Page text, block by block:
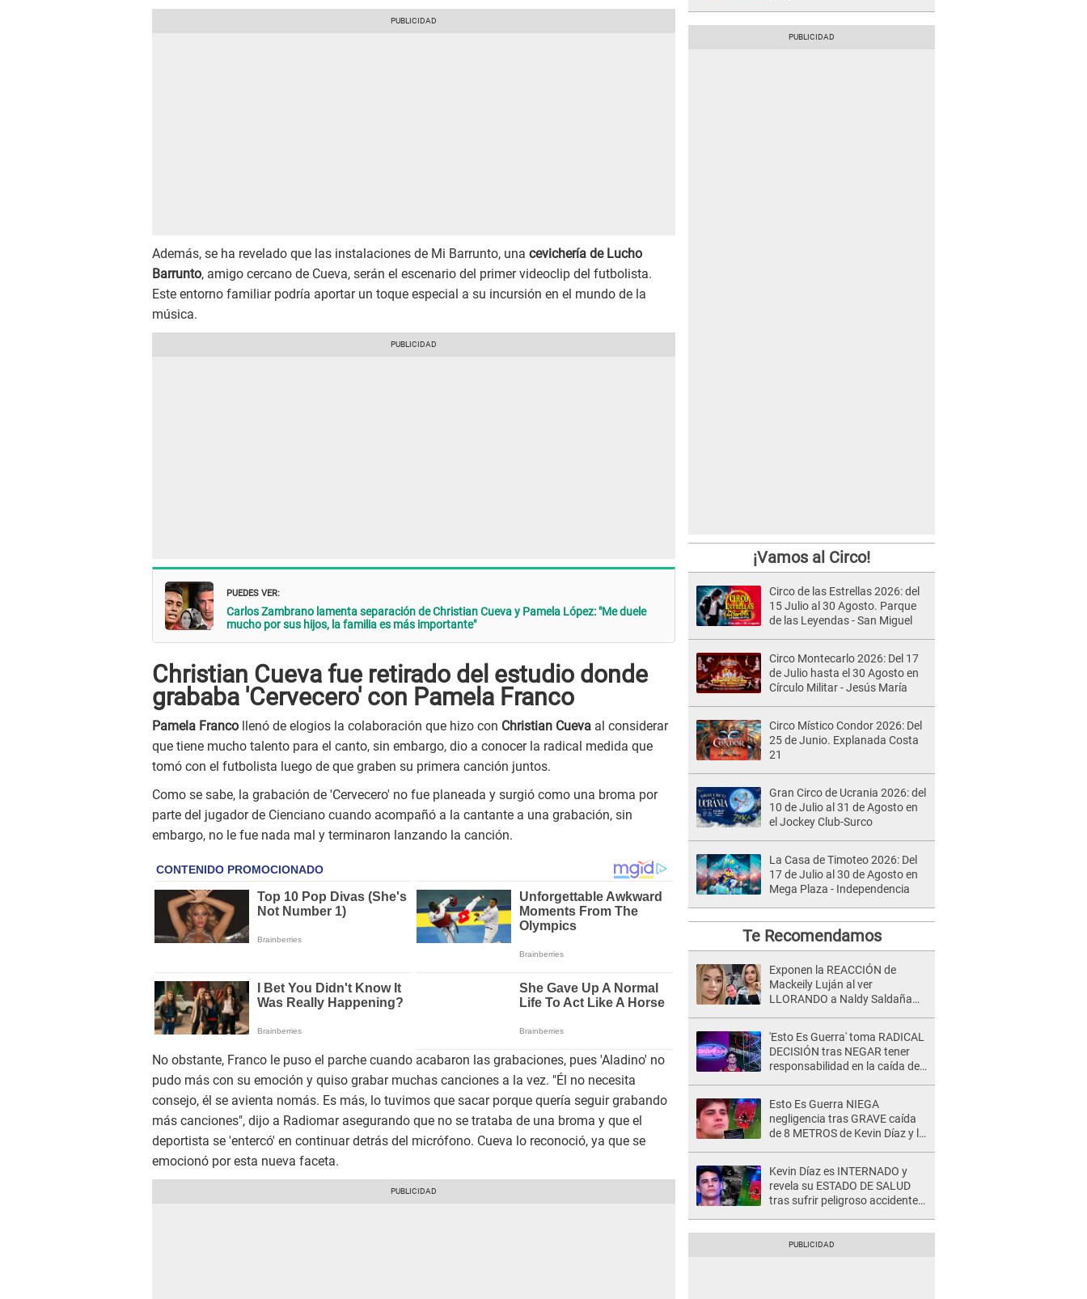
Además, se ha revelado que las instalaciones de Mi Barrunto, una cevichería de Lucho
Barrunto, amigo cercano de Cueva, serán el escenario del primer videoclip del futbolista.
Este entorno familiar podría aportar un toque especial a su incursión en el mundo de la
música.
PUEDES VER:
Carlos Zambrano lamenta separación de Christian Cueva y Pamela López: "Me duele
mucho por sus hijos, la familia es más importante"
Christian Cueva fue retirado del estudio donde
grababa 'Cervecero' con Pamela Franco
Pamela Franco llenó de elogios la colaboración que hizo con Christian Cueva al considerar
que tiene mucho talento para el canto, sin embargo, dio a conocer la radical medida que
tomó con el futbolista luego de que graben su primera canción juntos.
Como se sabe, la grabación de 'Cervecero' no fue planeada y surgió como una broma por
parte del jugador de Cienciano cuando acompañó a la cantante a una grabación, sin
embargo, no le fue nada mal y terminaron lanzando la canción.
No obstante, Franco le puso el parche cuando acabaron las grabaciones, pues 'Aladino' no
pudo más con su emoción y quiso grabar muchas canciones a la vez. "Él no necesita
consejo, él se avienta nomás. Es más, lo tuvimos que sacar porque quería seguir grabando
más canciones", dijo a Radiomar asegurando que no se trataba de una broma y que el
deportista se 'entercó' en continuar detrás del micrófono. Cueva lo reconoció, ya que se
emocionó por esta nueva faceta.
¡Vamos al Circo!
Circo de las Estrellas 2026: del
15 Julio al 30 Agosto. Parque
de las Leyendas - San Miguel
Circo Montecarlo 2026: Del 17
de Julio hasta el 30 Agosto en
Círculo Militar - Jesús María
Circo Místico Condor 2026: Del
25 de Junio. Explanada Costa
21
Gran Circo de Ucrania 2026: del
10 de Julio al 31 de Agosto en
el Jockey Club-Surco
La Casa de Timoteo 2026: Del
17 de Julio al 30 de Agosto en
Mega Plaza - Independencia
Te Recomendamos
Exponen la REACCIÓN de
Mackeily Luján al ver
LLORANDO a Naldy Saldaña
'Esto Es Guerra' toma RADICAL
DECISIÓN tras NEGAR tener
responsabilidad en la caída de
Esto Es Guerra NIEGA
negligencia tras GRAVE caída
de 8 METROS de Kevin Díaz y lo
Kevin Díaz es INTERNADO y
revela su ESTADO DE SALUD
tras sufrir peligroso accidente